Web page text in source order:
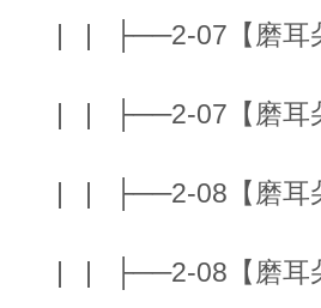
| | ├──2-07【磨耳
| | ├──2-07【磨耳
| | ├──2-08【磨耳
| | ├──2-08【磨耳